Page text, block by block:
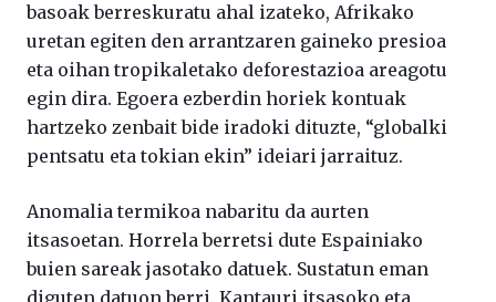
basoak berreskuratu ahal izateko, Afrikako
uretan egiten den arrantzaren gaineko presioa
eta oihan tropikaletako deforestazioa areagotu
egin dira. Egoera ezberdin horiek kontuak
hartzeko zenbait bide iradoki dituzte, “globalki
pentsatu eta tokian ekin” ideiari jarraituz.
Anomalia termikoa nabaritu da aurten
itsasoetan. Horrela berretsi dute Espainiako
buien sareak jasotako datuek. Sustatun eman
diguten datuon berri. Kantauri itsasoko eta